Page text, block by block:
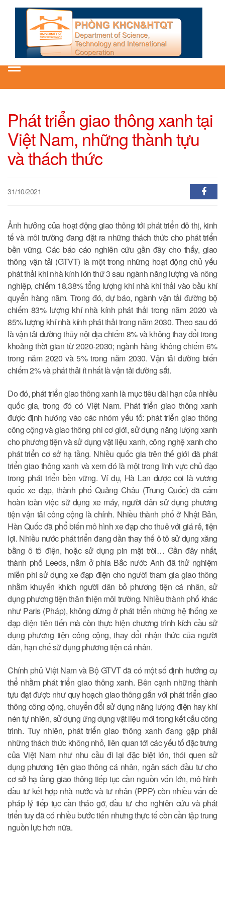
Toggle
Phát triển giao thông xanh tại
Việt Nam, những thành tựu
và thách thức
31/10/2021
Ảnh hưởng của hoạt động giao thông tới phát triển đô thị, kinh
tế và môi trường đang đặt ra những thách thức cho phát triển
bền vững. Các báo cáo nghiên cứu gần đây cho thấy, giao
thông vận tải (GTVT) là một trong những hoạt động chủ yếu
phát thải khí nhà kính lớn thứ 3 sau ngành năng lượng và nông
nghiệp, chiếm 18,38% tổng lượng khí nhà khí thải vào bầu khí
quyển hàng năm. Trong đó, dự báo, ngành vận tải đường bộ
chiếm 83% lượng khí nhà kính phát thải trong năm 2020 và
85% lượng khí nhà kính phát thải trong năm 2030. Theo sau đó
là vận tải đường thủy nội địa chiếm 8% và không thay đổi trong
khoảng thời gian từ 2020-2030; ngành hàng không chiếm 6%
trong năm 2020 và 5% trong năm 2030. Vận tải đường biến
chiếm 2% và phát thải ít nhất là vận tải đường sắt.
Do đó, phát triển giao thông xanh là mục tiêu dài hạn của nhiều
quốc gia, trong đó có Việt Nam. Phát triển giao thông xanh
được định hướng vào các nhóm yếu tố: phát triển giao thông
công cộng và giao thông phi cơ giới, sử dụng năng lượng xanh
cho phương tiện và sử dụng vật liệu xanh, công nghệ xanh cho
phát triển cơ sở hạ tầng. Nhiều quốc gia trên thế giới đã phát
triển giao thông xanh và xem đó là một trong lĩnh vực chủ đạo
trong phát triển bền vững. Ví dụ, Hà Lan được coi là vương
quốc xe đạp, thành phố Quảng Châu (Trung Quốc) đã cấm
hoàn toàn việc sử dụng xe máy, người dân sử dụng phương
tiện vận tải công cộng là chính. Nhiều thành phố ở Nhật Bản,
Hàn Quốc đã phổ biến mô hình xe đạp cho thuê với giá rẻ, tiện
lợi. Nhiều nước phát triển đang dần thay thế ô tô sử dụng xăng
bằng ô tô điện, hoặc sử dụng pin mặt trời… Gần đây nhất,
thành phố Leeds, nằm ở phía Bắc nước Anh đã thử nghiệm
miễn phí sử dụng xe đạp điện cho người tham gia giao thông
nhằm khuyến khích người dân bỏ phương tiện cá nhân, sử
dụng phương tiện thân thiện môi trường. Nhiều thành phố khác
như Paris (Pháp), không dừng ở phát triển những hệ thống xe
đạp điện tiên tiến mà còn thực hiện chương trình kích cầu sử
dụng phương tiện công cộng, thay đổi nhận thức của người
dân, hạn chế sử dụng phương tiện cá nhân.
Chính phủ Việt Nam và Bộ GTVT đã có một số định hướng cụ
thể nhằm phát triển giao thông xanh. Bên cạnh những thành
tựu đạt được như quy hoạch giao thông gắn với phát triển giao
thông công cộng, chuyển đổi sử dụng năng lượng điện hay khí
nén tự nhiên, sử dụng ứng dụng vật liệu mới trong kết cấu công
trình. Tuy nhiên, phát triển giao thông xanh đang gặp phải
những thách thức không nhỏ, liên quan tới các yếu tố đặc trưng
của Việt Nam như nhu cầu đi lại đặc biệt lớn, thói quen sử
dụng phương tiện giao thông cá nhân, ngân sách đầu tư cho
cơ sở hạ tầng giao thông tiếp tục cần nguồn vốn lớn, mô hình
đầu tư kết hợp nhà nước và tư nhân (PPP) còn nhiều vấn đề
pháp lý tiếp tục cần tháo gỡ, đầu tư cho nghiên cứu và phát
triển tuy đã có nhiều bước tiến nhưng thực tế còn cần tập trung
nguồn lực hơn nữa.